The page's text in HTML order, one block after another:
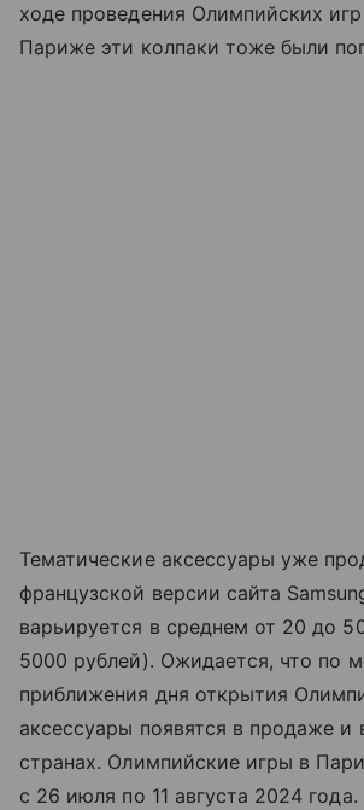
ходе проведения Олимпийских
Париже эти колпаки тоже были
Тематические аксессуары уже
французской версии сайта
варьируется в среднем от 20 до
5000 рублей). Ожидается, что по
приближения дня открытия
аксессуары появятся в продаже и
странах. Олимпийские игры в
с 26 июля по 11 августа 2024 года.